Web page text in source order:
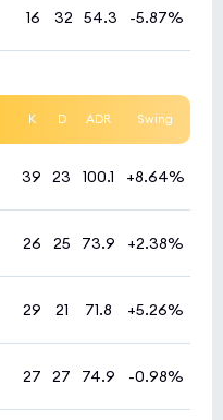
16 32 54.3 -5.87%
K D ADR Swing
39 23 100.1 +8.64%
26 25 73.9 +2.38%
29 21 71.8 +5.26%
27 27 74.9 -0.98%